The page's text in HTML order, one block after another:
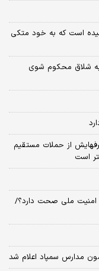
است که به خود متکی
به شلاق محکوم شوی
از حملات مستقیم
است
امنیت ملی صحت دارد؟/
مدارس سمپاد اعلام شد